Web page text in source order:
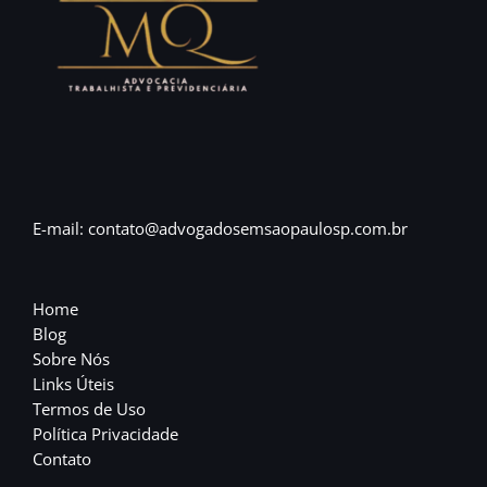
E-mail: contato@advogadosemsaopaulosp.com.br
Home
Blog
Sobre Nós
Links Úteis
Termos de Uso
Política Privacidade
Contato